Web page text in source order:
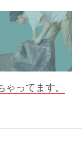
ゃってます。